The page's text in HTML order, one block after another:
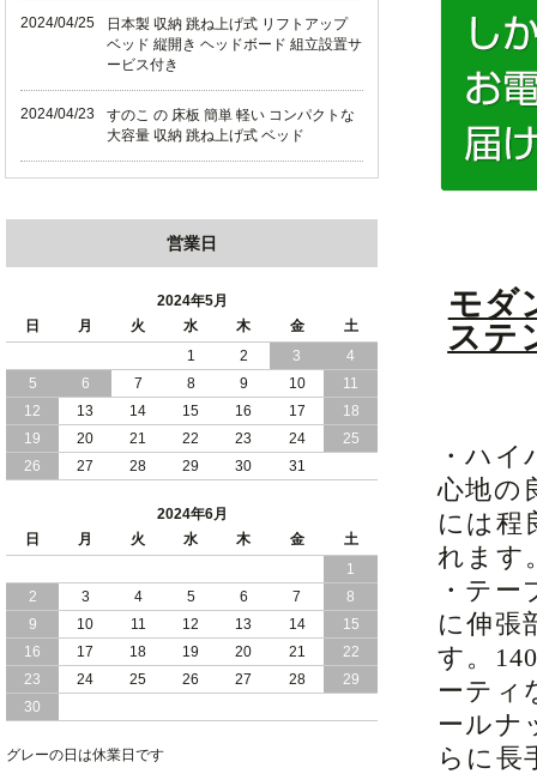
モダ
ステ
・ハ
心地の
には程
れます
・テ
に伸張
す。
ーティ
ールナ
らに長
2024/04/25
日本製 収納 跳ね上げ式 リフトアップ
ベッド 縦開き ヘッドボード 組立設置サ
ービス付き
2024/04/23
すのこ の 床板 簡単 軽い コンパクトな
大容量 収納 跳ね上げ式 ベッド
2024/03/28
収納 付き 大容量 チェスト ベッド 日本
製 ヘッドボードなし
2024/02/23
畳 の 床面 で 敷き布団 で 寝られる 引き
出し 収納庫 付 大容量 チェスト ベッド
日本製
2024/02/13
床 畳仕様 で 敷き布団 が 使える 引き出
し 収納庫 付き チェスト ベッド 日本製
おすすめ 引出し 収納 付 シンプル ＆ ス
タイリッシュ 国産 日本製 チェスト ベ
2024/02/02
日本製 引出し 収納 と 棚 コンセント が
付いた シンプル デザイン チェスト ベ
ッド
2024/01/24
チェスト ベッド
営業日
2024年5月
日
月 火 水 木 金
土
1
2 3
4
5
6 7 8 9 10
11
12
13 14 15 16 17
18
19
20 21 22 23 24
25
26
27 28 29 30 31
2024年6月
日
月 火 水 木 金
土
1
2
3 4 5 6 7
8
9
10 11 12 13 14
15
16
17 18 19 20 21
22
23
24 25 26 27 28
29
30
グレーの日は休業日です